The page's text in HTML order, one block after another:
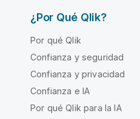
¿Por Qué Qlik?
Por qué Qlik
Confianza y seguridad
Confianza y privacidad
Confianza e IA
Por qué Qlik para la IA